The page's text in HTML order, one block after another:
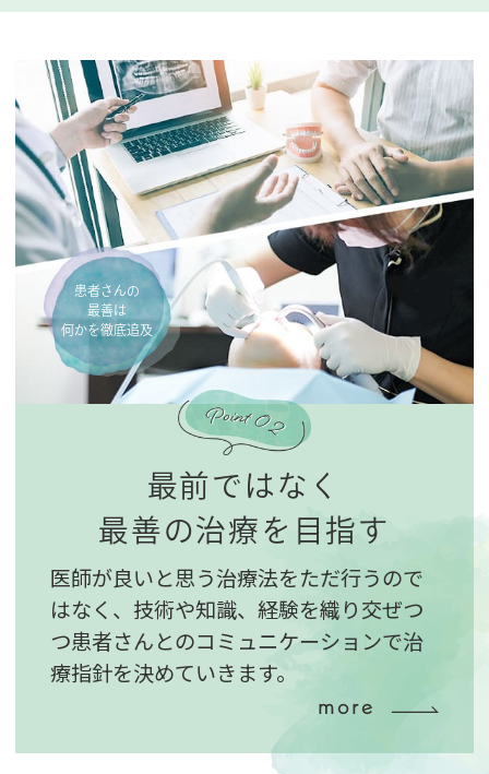
患者さんの
最善は
何かを徹底追及
最前ではなく
最善の治療を目指す
医師が良いと思う治療法をただ行うので
はなく、技術や知識、経験を織り交ぜつ
つ患者さんとのコミュニケーションで治
療指針を決めていきます。
more